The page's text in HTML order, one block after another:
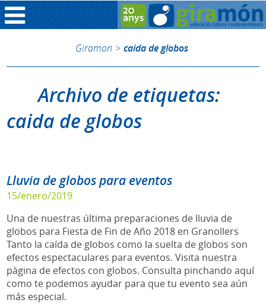
Giramon > caida de globos
Archivo de etiquetas:
caida de globos
Lluvia de globos para eventos
15/enero/2019
Una de nuestras última preparaciones de lluvia de
globos para Fiesta de Fin de Año 2018 en Granollers
Tanto la caída de globos como la suelta de globos son
efectos espectaculares para eventos. Visita nuestra
pàgina de efectos con globos. Consulta pinchando aquí
como te podemos ayudar para que tu evento sea aún
más especial.